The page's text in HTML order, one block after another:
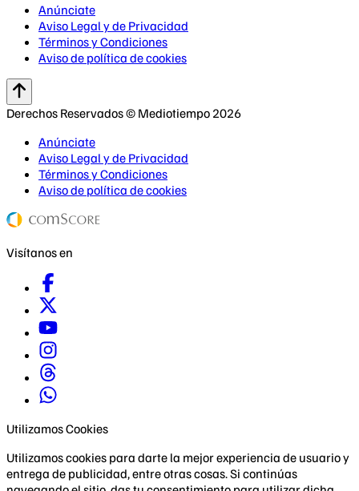
Anúnciate
Aviso Legal y de Privacidad
Términos y Condiciones
Aviso de política de cookies
Derechos Reservados © Mediotiempo 2026
Anúnciate
Aviso Legal y de Privacidad
Términos y Condiciones
Aviso de política de cookies
Visítanos en
Utilizamos Cookies
Utilizamos cookies para darte la mejor experiencia de usuario y
entrega de publicidad, entre otras cosas. Si continúas